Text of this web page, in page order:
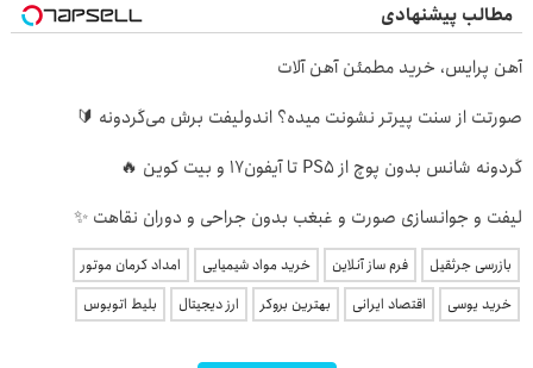
مطالب پیشنهادی
آهن پرایس، خرید مطمئن آهن آلات
صورتت از سنت پیرتر نشونت میده؟ اندولیفت برش می‌گردونه 🔰
گردونه شانس بدون پوچ از PS5 تا آیفون17 و بیت کوین 🔥
لیفت و جوانسازی صورت و غبغب بدون جراحی و دوران نقاهت ✨
بازرسی جرثقیل فرم ساز آنلاین خرید مواد شیمیایی
امداد کرمان موتور
خرید یوسی
اقتصاد ایرانی بهترین بروکر ارز دیجیتال بلیط اتوبوس